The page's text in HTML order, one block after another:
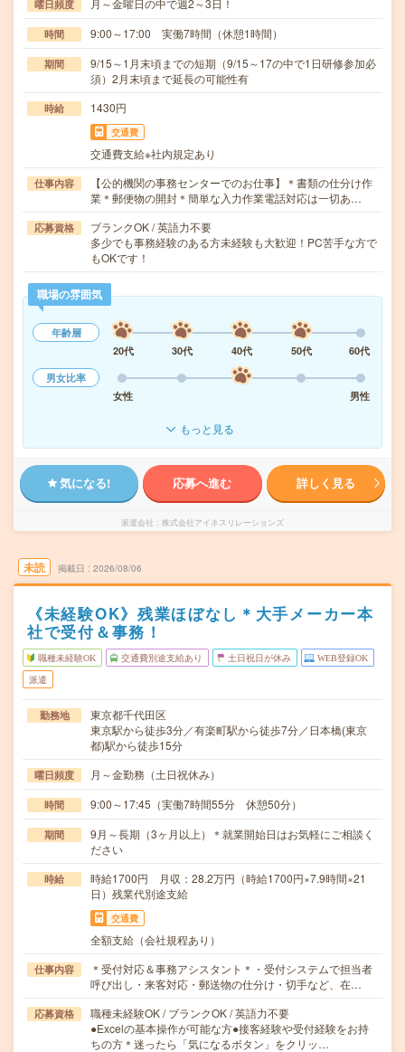
曜日頻度 月～金曜日の中で週2～3日！
時間 9:00～17:00 実働7時間（休憩1時間）
期間
9/15～1月末頃までの短期（9/15～17の中で1日研修参加必
須）2月末頃まで延長の可能性有
時給 1430円
交通費
交通費支給※社内規定あり
仕事内容
【公的機関の事務センターでのお仕事】＊書類の仕分け作
業＊郵便物の開封＊簡単な入力作業電話対応は一切あ…
応募資格
ブランクOK / 英語力不要
多少でも事務経験のある方未経験も大歓迎！PC苦手な方で
もOKです！
職場の雰囲気
年齢層
20代
30代 40代 50代
60代
男女比率
女性
男性
もっと見る
気になる! 応募へ進む 詳しく見る
派遣会社 株式会社アイネスリレーションズ
未読 掲載日 2026/08/06
《未経験OK》残業ほぼなし＊大手メーカー本
社で受付＆事務！
職種未経験OK 交通費別途支給あり 土日祝日が休み WEB登録OK
派遣
勤務地
東京都千代田区
東京駅から徒歩3分／有楽町駅から徒歩7分／日本橋(東京
都)駅から徒歩15分
曜日頻度 月～金勤務（土日祝休み）
時間 9:00～17:45（実働7時間55分 休憩50分）
期間
9月～長期（3ヶ月以上）＊就業開始日はお気軽にご相談く
ださい
時給
時給1700円 月収：28.2万円（時給1700円×7.9時間×21
日）残業代別途支給
交通費
全額支給（会社規程あり）
仕事内容
＊受付対応＆事務アシスタント＊・受付システムで担当者
呼び出し・来客対応・郵送物の仕分け・切手など、在…
応募資格
職種未経験OK / ブランクOK / 英語力不要
●Excelの基本操作が可能な方●接客経験や受付経験をお持
ちの方＊迷ったら「気になるボタン」をクリッ…